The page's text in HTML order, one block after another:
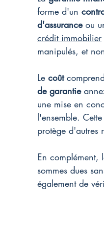
forme d'un
d'assurance ou
crédit immobilier
manipulés, et
Le coût
de garantie
une mise en
l'ensemble.
protège d'autres
En complément,
sommes dues
également de